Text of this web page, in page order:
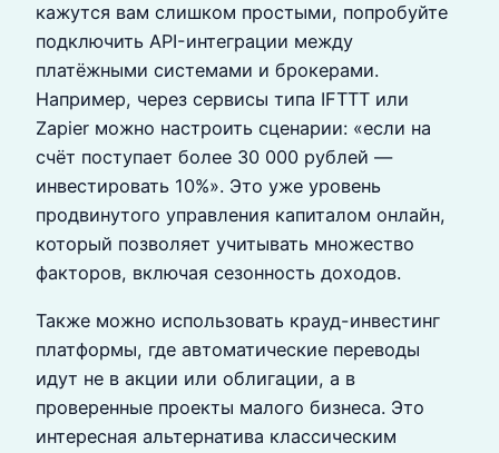
кажутся вам слишком простыми, попробуйте
подключить API-интеграции между
платёжными системами и брокерами.
Например, через сервисы типа IFTTT или
Zapier можно настроить сценарии: «если на
счёт поступает более 30 000 рублей —
инвестировать 10%». Это уже уровень
продвинутого управления капиталом онлайн,
который позволяет учитывать множество
факторов, включая сезонность доходов.
Также можно использовать крауд-инвестинг
платформы, где автоматические переводы
идут не в акции или облигации, а в
проверенные проекты малого бизнеса. Это
интересная альтернатива классическим